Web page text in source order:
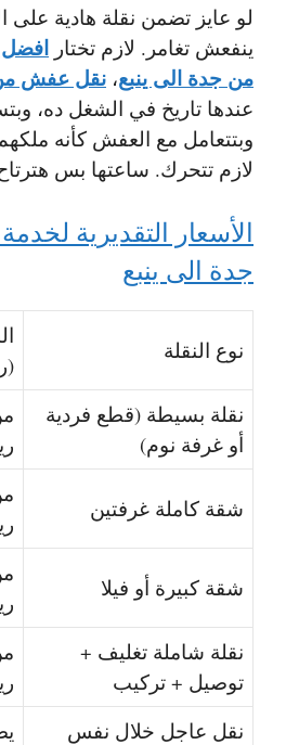
لو عايز تضمن نقلة هادية على
ينفعش تغامر. لازم تختار
من جدة الى ينبع، نقل عفش من
عندها تاريخ في الشغل ده،
وبتتعامل مع العفش كأنه
لازم تتحرك. ساعتها بس
الأسعار التقديرية
جدة الى ينبع
نوع النقلة
نقلة بسيطة (قطع فردية
أو غرفة نوم)
شقة كاملة غرفتين
شقة كبيرة أو فيلا
نقلة شاملة تغليف +
توصيل + تركيب
نقل عاجل خلال نفس